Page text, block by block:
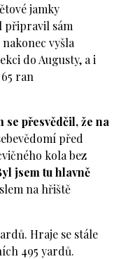
jamky
připravil sám
vyšla
do Augusty, a i
ran
se přesvědčil, že na
před
kola bez
jsem tu hlavně
na hřiště
Hraje se stále
495 yardů.